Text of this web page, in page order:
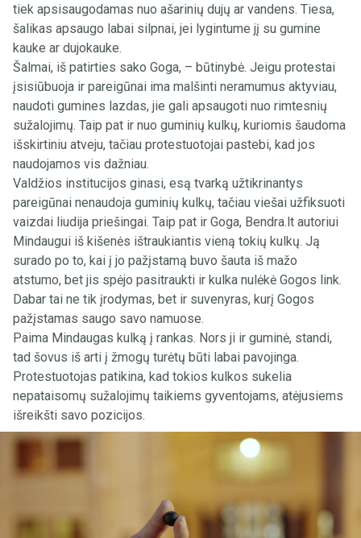
tiek apsisaugodamas nuo ašarinių dujų ar vandens. Tiesa,
šalikas apsaugo labai silpnai, jei lygintume jį su gumine
kauke ar dujokauke.
Šalmai, iš patirties sako Goga, – būtinybė. Jeigu protestai
įsisiūbuoja ir pareigūnai ima malšinti neramumus aktyviau,
naudoti gumines lazdas, jie gali apsaugoti nuo rimtesnių
sužalojimų. Taip pat ir nuo guminių kulkų, kuriomis šaudoma
išskirtiniu atveju, tačiau protestuotojai pastebi, kad jos
naudojamos vis dažniau.
Valdžios institucijos ginasi, esą tvarką užtikrinantys
pareigūnai nenaudoja guminių kulkų, tačiau viešai užfiksuoti
vaizdai liudija priešingai. Taip pat ir Goga, Bendra.lt autoriui
Mindaugui iš kišenės ištraukiantis vieną tokių kulkų. Ją
surado po to, kai į jo pažįstamą buvo šauta iš mažo
atstumo, bet jis spėjo pasitraukti ir kulka nulėkė Gogos link.
Dabar tai ne tik įrodymas, bet ir suvenyras, kurį Gogos
pažįstamas saugo savo namuose.
Paima Mindaugas kulką į rankas. Nors ji ir guminė, standi,
tad šovus iš arti į žmogų turėtų būti labai pavojinga.
Protestuotojas patikina, kad tokios kulkos sukelia
nepataisomų sužalojimų taikiems gyventojams, atėjusiems
išreikšti savo pozicijos.